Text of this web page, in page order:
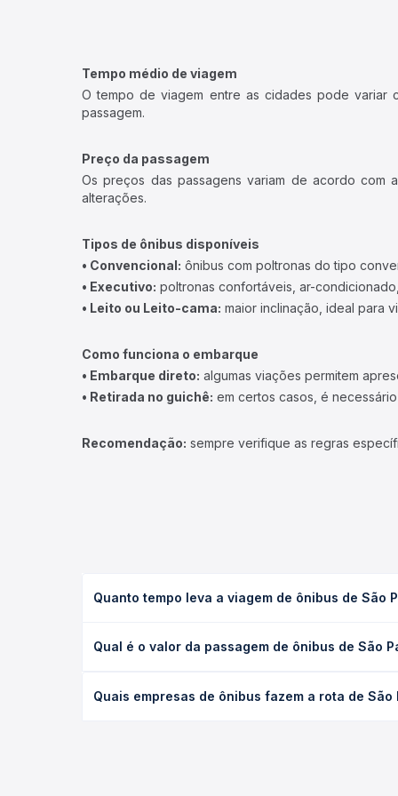
Tempo médio de viagem
O tempo de viagem entre as cidades pode variar
passagem.
Preço da passagem
Os preços das passagens variam de acordo com
alterações.
Tipos de ônibus disponíveis
• Convencional: ônibus com poltronas do tipo
• Executivo: poltronas confortáveis, ar-
• Leito ou Leito-cama: maior inclinação, ideal para
Como funciona o embarque
• Embarque direto: algumas viações permitem
• Retirada no guichê: em certos casos, é
Recomendação: sempre verifique as regras
Quanto tempo leva a viagem de ônibus de São
executivo ou leito) e as condições de tráfego. Na
Qual é o valor da passagem de ônibus de São
de poltrona e a antecedência da compra. Na
Quais empresas de ônibus fazem a rota de